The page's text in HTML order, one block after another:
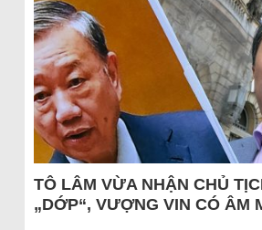
TÔ LÂM VỪA NHẬN CHỦ
„DỚP“, VƯỢNG VIN CÓ ÂM